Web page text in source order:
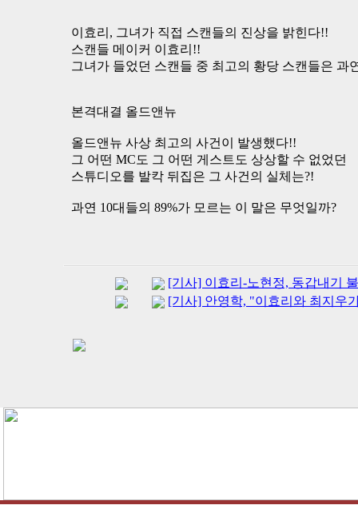
이효리, 그녀가 직접 스캔들의 진상을 밝힌다!!
스캔들 메이커 이효리!!
그녀가 들었던 스캔들 중 최고의 황당 스캔들은 과
본격대결 올드앤뉴
올드앤뉴 사상 최고의 사건이 발생했다!!
그 어떤 MC도 그 어떤 게스트도 상상할 수 없었던
스튜디오를 발칵 뒤집은 그 사건의 실체는?!
과연 10대들의 89%가 모르는 이 말은 무엇일까?
[기사] 이효리-노현정, 동갑내기
[기사] 안영학, "이효리와 최지우